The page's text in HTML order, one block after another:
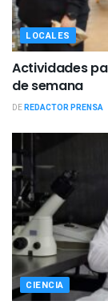
LOCALES
Actividades
de semana
DEREDACTOR PRENSA
CIENCIA